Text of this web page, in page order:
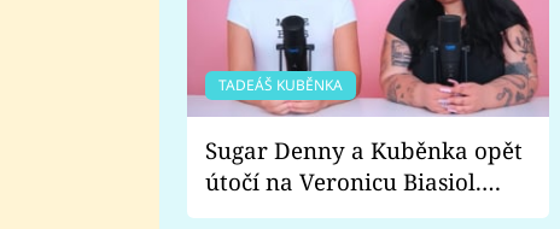
TADEÁŠ KUBĚNKA
Sugar Denny a Kuběnka opět
útočí na Veronicu Biasiol.
Proč je podle nich falešná a